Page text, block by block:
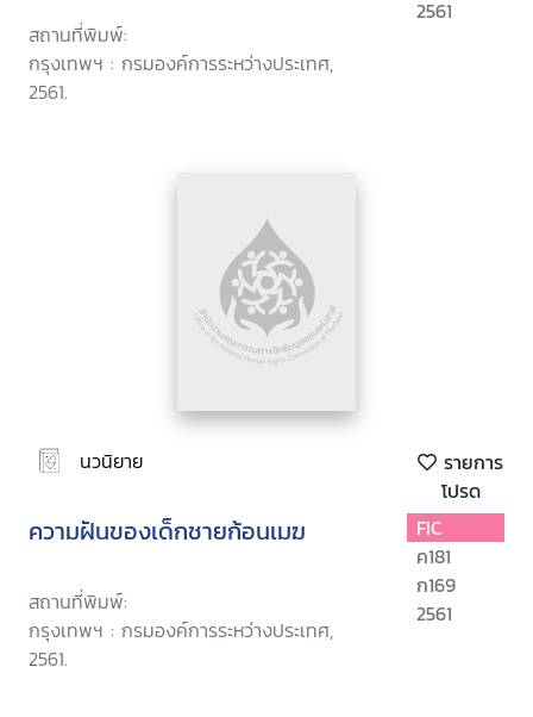
สถานที่พิมพ์:
กรุงเทพฯ : กรมองค์การระหว่างประเทศ,
2561.
2561
นวนิยาย
รายการ
โปรด
ความฝันของเด็กชายก้อนเมฆ
สถานที่พิมพ์:
กรุงเทพฯ : กรมองค์การระหว่างประเทศ,
2561.
FIC
ค181
ก169
2561